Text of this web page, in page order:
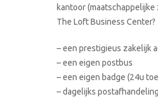
kantoor
The Loft Business Center?
– een prestigieus zakelijk
– een eigen postbus
– een eigen badge (24u
– dagelijks postafhandeling